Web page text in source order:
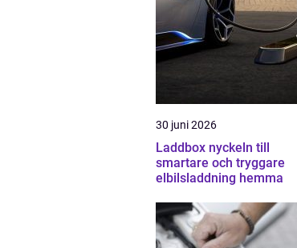
30 juni 2026
Laddbox nyckeln till
smartare och tryggare
elbilsladdning hemma